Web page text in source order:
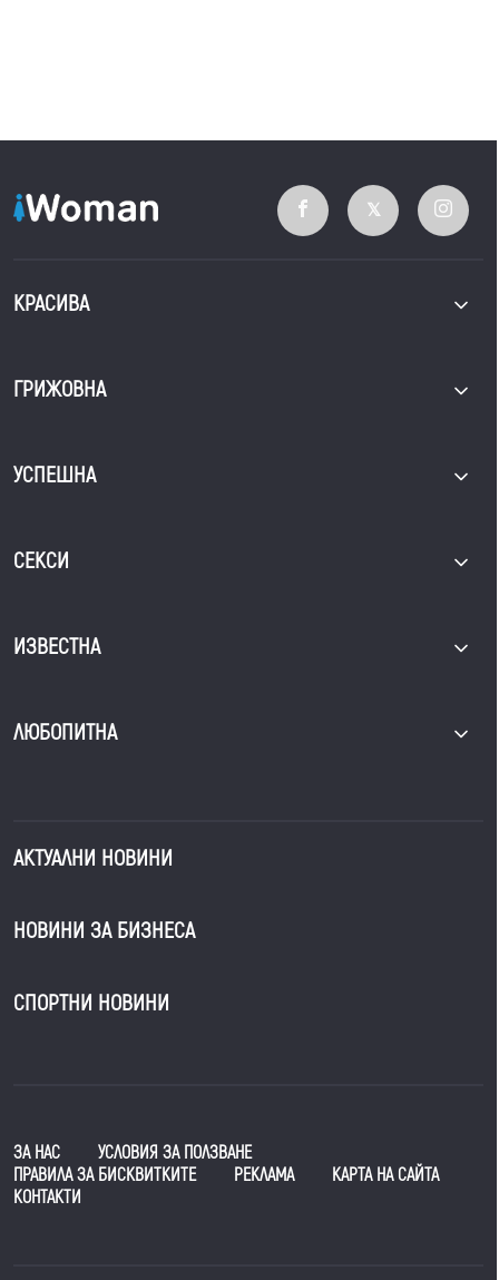
КРАСИВА
ГРИЖОВНА
УСПЕШНА
СЕКСИ
ИЗВЕСТНА
ЛЮБОПИТНА
АКТУАЛНИ НОВИНИ
НОВИНИ ЗА БИЗНЕСА
СПОРТНИ НОВИНИ
ЗА НАС
УСЛОВИЯ ЗА ПОЛЗВАНЕ
ПРАВИЛА ЗА БИСКВИТКИТЕ
РЕКЛАМА
КАРТА НА САЙТА
КОНТАКТИ